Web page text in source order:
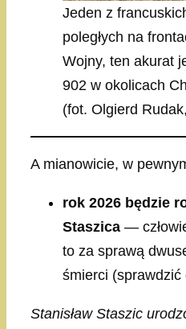
Jeden z
poległych na
Wojny, ten akurat
902 w okolicach
(fot. Olgierd
A mianowicie, w
rok 2026 będzie
Staszica —
to za sprawą
śmierci (sprawdzić
Stanisław Staszic